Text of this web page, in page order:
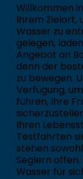
Willkommen
Ihrem Zielort,
Wasser zu
gelegen,
Angebot an
denn der
zu bewegen.
Verfügung,
führen, Ihre
Ihren
Testfahrten
stehen
Seglern offen.
Wasser für